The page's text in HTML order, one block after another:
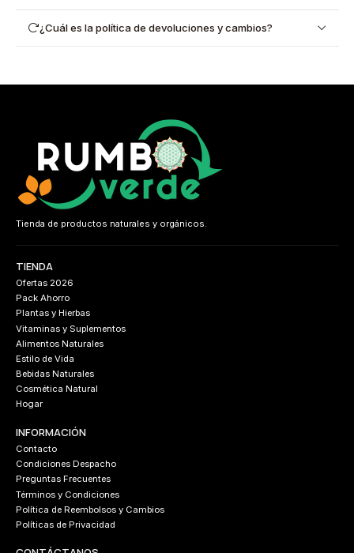
¿Cuál es la política de devoluciones y cambios?
Tienda de productos naturales y orgánicos.
TIENDA
Ofertas 2026
Pack Ahorro
Plantas y Hierbas
Vitaminas y Suplementos
Alimentos Naturales
Estilo de Vida
Bebidas Naturales
Cosmética Natural
Hogar
INFORMACIÓN
Contacto
Condiciones Despacho
Preguntas Frecuentes
Términos y Condiciones
Política de Reembolsos y Cambios
Políticas de Privacidad